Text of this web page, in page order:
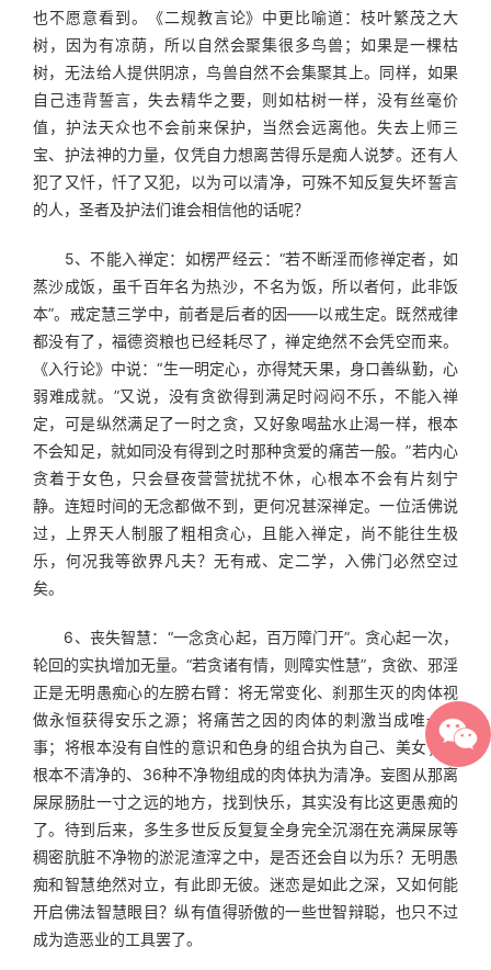
也不愿意看到。《二规教言论》中更比喻道：枝叶繁茂之大
树，因为有凉荫，所以自然会聚集很多鸟兽；如果是一棵枯
树，无法给人提供阴凉，鸟兽自然不会集聚其上。同样，如果
自己违背誓言，失去精华之要，则如枯树一样，没有丝毫价
值，护法天众也不会前来保护，当然会远离他。失去上师三
宝、护法神的力量，仅凭自力想离苦得乐是痴人说梦。还有人
犯了又忏，忏了又犯，以为可以清净，可殊不知反复失坏誓言
的人，圣者及护法们谁会相信他的话呢？
5、不能入禅定：如楞严经云：“若不断淫而修禅定者，如
蒸沙成饭，虽千百年名为热沙，不名为饭，所以者何，此非饭
本”。戒定慧三学中，前者是后者的因——以戒生定。既然戒律
都没有了，福德资粮也已经耗尽了，禅定绝然不会凭空而来。
《入行论》中说：“生一明定心，亦得梵天果，身口善纵勤，心
弱难成就。”又说，没有贪欲得到满足时闷闷不乐，不能入禅
定，可是纵然满足了一时之贪，又好象喝盐水止渴一样，根本
不会知足，就如同没有得到之时那种贪爱的痛苦一般。”若内心
贪着于女色，只会昼夜营营扰扰不休，心根本不会有片刻宁
静。连短时间的无念都做不到，更何况甚深禅定。一位活佛说
过，上界天人制服了粗相贪心，且能入禅定，尚不能往生极
乐，何况我等欲界凡夫？无有戒、定二学，入佛门必然空过
矣。
6、丧失智慧：“一念贪心起，百万障门开”。贪心起一次，
轮回的实执增加无量。“若贪诸有情，则障实性慧”，贪欲、邪淫
正是无明愚痴心的左膀右臂：将无常变化、刹那生灭的肉体视
做永恒获得安乐之源；将痛苦之因的肉体的刺激当成唯一乐
事；将根本没有自性的意识和色身的组合执为自己、美女；将
根本不清净的、36种不净物组成的肉体执为清净。妄图从那离
屎尿肠肚一寸之远的地方，找到快乐，其实没有比这更愚痴的
了。待到后来，多生多世反反复复全身完全沉溺在充满屎尿等
稠密肮脏不净物的淤泥渣滓之中，是否还会自以为乐？无明愚
痴和智慧绝然对立，有此即无彼。迷恋是如此之深，又如何能
开启佛法智慧眼目？纵有值得骄傲的一些世智辩聪，也只不过
成为造恶业的工具罢了。